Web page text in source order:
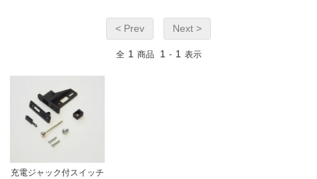
< Prev Next >
全 1 商品 1 - 1 表示
充電ジャック付スイッチ